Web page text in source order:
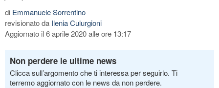
di Emmanuele Sorrentino
revisionato da Ilenia Culurgioni
Aggiornato il 6 aprile 2020 alle ore 13:17
Non perdere le ultime news
Clicca sull’argomento che ti interessa per seguirlo. Ti
terremo aggiornato con le news da non perdere.